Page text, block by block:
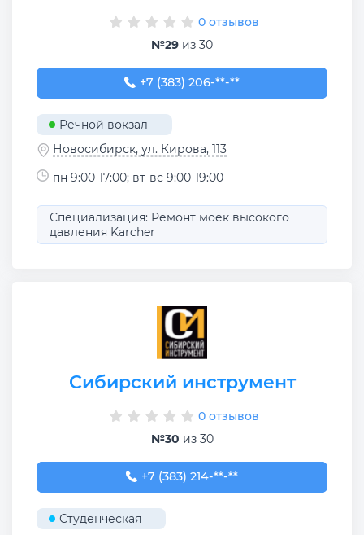
0 отзывов
№29 из 30
+7 (383) 206-37-27
+7 (383) 206-**-**
Речной вокзал
Новосибирск, ул. Кирова, 113
пн 9:00-17:00; вт-вс 9:00-19:00
Специализация: Ремонт моек высокого
давления Karcher
Сибирский инструмент
0 отзывов
№30 из 30
+7 (383) 214-68-09
+7 (383) 214-**-**
Студенческая